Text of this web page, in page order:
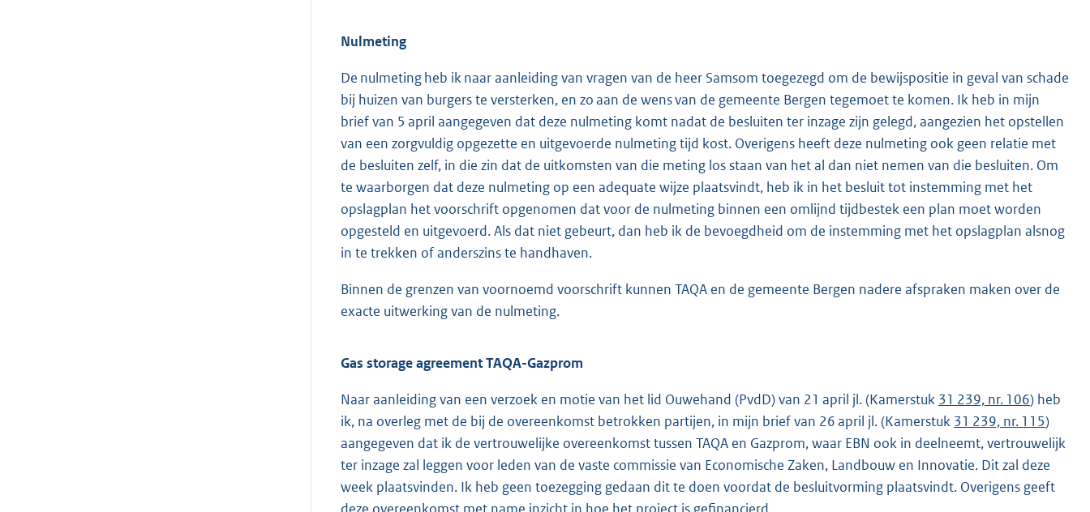
Nulmeting
De nulmeting heb ik naar aanleiding van vragen van de heer Samsom toegezegd om de bewijspositie in geval van schade
bij huizen van burgers te versterken, en zo aan de wens van de gemeente Bergen tegemoet te komen. Ik heb in mijn
brief van 5 april aangegeven dat deze nulmeting komt nadat de besluiten ter inzage zijn gelegd, aangezien het opstellen
van een zorgvuldig opgezette en uitgevoerde nulmeting tijd kost. Overigens heeft deze nulmeting ook geen relatie met
de besluiten zelf, in die zin dat de uitkomsten van die meting los staan van het al dan niet nemen van die besluiten. Om
te waarborgen dat deze nulmeting op een adequate wijze plaatsvindt, heb ik in het besluit tot instemming met het
opslagplan het voorschrift opgenomen dat voor de nulmeting binnen een omlijnd tijdbestek een plan moet worden
opgesteld en uitgevoerd. Als dat niet gebeurt, dan heb ik de bevoegdheid om de instemming met het opslagplan alsnog
in te trekken of anderszins te handhaven.
Binnen de grenzen van voornoemd voorschrift kunnen TAQA en de gemeente Bergen nadere afspraken maken over de
exacte uitwerking van de nulmeting.
Gas storage agreement TAQA-Gazprom
Naar aanleiding van een verzoek en motie van het lid Ouwehand (PvdD) van 21 april jl. (Kamerstuk 31 239, nr. 106) heb
ik, na overleg met de bij de overeenkomst betrokken partijen, in mijn brief van 26 april jl. (Kamerstuk 31 239, nr. 115)
aangegeven dat ik de vertrouwelijke overeenkomst tussen TAQA en Gazprom, waar EBN ook in deelneemt, vertrouwelijk
ter inzage zal leggen voor leden van de vaste commissie van Economische Zaken, Landbouw en Innovatie. Dit zal deze
week plaatsvinden. Ik heb geen toezegging gedaan dit te doen voordat de besluitvorming plaatsvindt. Overigens geeft